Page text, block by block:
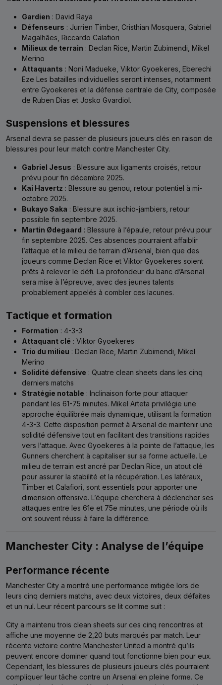
Gardien : David Raya
Défenseurs : Jurrien Timber, Cristhian Mosquera, Gabriel
Magalhães, Riccardo Calafiori
Milieux de terrain : Declan Rice, Martin Zubimendi, Mikel
Merino
Attaquants : Noni Madueke, Viktor Gyoekeres, Eberechi
Eze Les batailles individuelles seront intenses, notamment
entre Gyoekeres et la défense centrale de City, composée
de Ruben Dias et Josko Gvardiol.
Suspensions et blessures
Arsenal devra se passer de plusieurs joueurs clés en raison de
blessures pour leur match contre Manchester City.
Gabriel Jesus : Blessure aux ligaments croisés, retour
prévu pour fin décembre 2025.
Kai Havertz : Blessure au genou, retour potentiel à mi-
octobre 2025.
Bukayo Saka : Blessure aux ischio-jambiers, retour
possible fin septembre 2025.
Martin Ødegaard : Blessure à l’épaule, retour prévu pour
fin septembre 2025. Ces absences pourraient affaiblir
l’attaque et le milieu de terrain d’Arsenal, bien que des
joueurs comme Declan Rice et Viktor Gyoekeres soient
prêts à relever le défi. La profondeur du banc d’Arsenal
sera mise à l’épreuve, avec des jeunes talents
probablement appelés à combler ces lacunes.
Tactique et formation
Formation : 4-3-3
Attaquant clé : Viktor Gyoekeres
Trio du milieu : Declan Rice, Martin Zubimendi, Mikel
Merino
Solidité défensive : Quatre clean sheets dans les cinq
derniers matchs
Stratégie notable : Inclinaison forte pour attaquer
pendant les 61-75 minutes. Mikel Arteta privilégie une
approche équilibrée mais dynamique, utilisant la formation
4-3-3. Cette disposition permet à Arsenal de maintenir une
solidité défensive tout en facilitant des transitions rapides
vers l’attaque. Avec Gyoekeres à la pointe de l’attaque, les
Gunners cherchent à capitaliser sur sa forme actuelle. Le
milieu de terrain est ancré par Declan Rice, un atout clé
pour assurer la stabilité et la récupération. Les latéraux,
Timber et Calafiori, sont essentiels pour apporter une
dimension offensive. L’équipe cherchera à déclencher ses
attaques entre les 61e et 75e minutes, une période où ils
ont souvent réussi à faire la différence.
Manchester City : Analyse de l’équipe
Performance récente
Manchester City a montré une performance mitigée lors de
leurs cinq derniers matchs, avec deux victoires, deux défaites
et un nul. Leur récent parcours se lit comme suit :
City a maintenu trois clean sheets sur ces cinq rencontres et
affiche une moyenne de 2,20 buts marqués par match. Leur
récente victoire contre Manchester United a montré qu’ils
peuvent encore dominer quand tout fonctionne bien pour eux.
Cependant, les blessures de plusieurs joueurs clés pourraient
compliquer leur tâche contre un Arsenal en pleine forme. Ce